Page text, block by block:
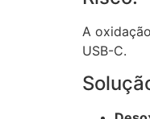
A
USB-C.